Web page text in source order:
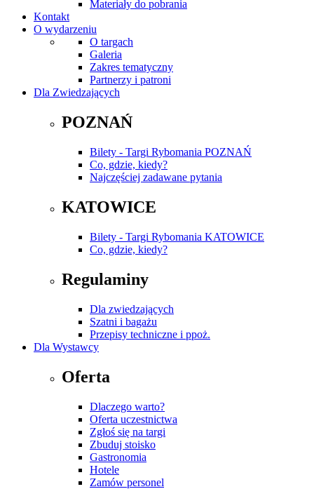
Materiały do pobrania
Kontakt
O wydarzeniu
O targach
Galeria
Zakres tematyczny
Partnerzy i patroni
Dla Zwiedzających
POZNAŃ
Bilety - Targi Rybomania POZNAŃ
Co, gdzie, kiedy?
Najczęściej zadawane pytania
KATOWICE
Bilety - Targi Rybomania KATOWICE
Co, gdzie, kiedy?
Regulaminy
Dla zwiedzających
Szatni i bagażu
Przepisy techniczne i ppoż.
Dla Wystawcy
Oferta
Dlaczego warto?
Oferta uczestnictwa
Zgłoś się na targi
Zbuduj stoisko
Gastronomia
Hotele
Zamów personel